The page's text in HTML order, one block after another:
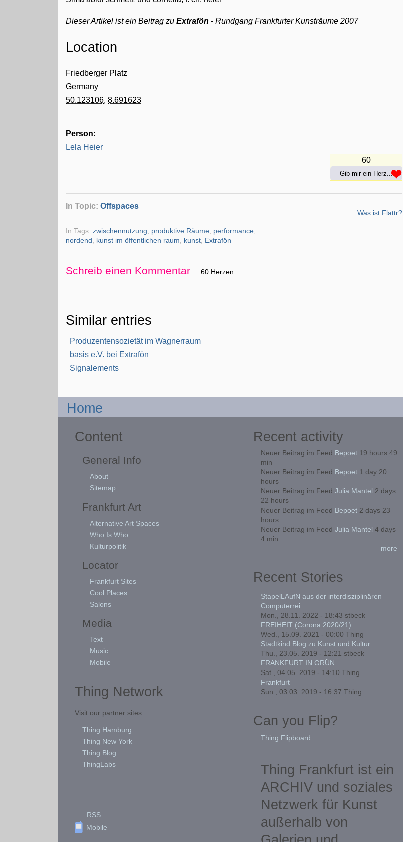
Dieser Artikel ist ein Beitrag zuExtrafön - Rundgang Frankfurter Kunsträume 2007
Location
Friedberger Platz
Germany
50.123106,8.691623
Person:
Lela Heier
60
Gib mir ein Herz...
In Topic:Offspaces
In Tags:zwischennutzung produktive Räume performance
nordend
kunst im öffentlichen raum kunst Extrafön
Was ist Flattr?
Schreib einen Kommentar 60 Herzen
Similar entries
Produzentensozietät im Wagnerraum
basis e.V. bei Extrafön
Signalements
Home
Content
General Info
About
Sitemap
Frankfurt Art
Alternative Art Spaces
Who Is Who
Kulturpolitik
Locator
Frankfurt Sites
Cool Places
Salons
Media
Text
Music
Mobile
Thing Network
Visit our partner sites
Thing Hamburg
Thing New York
Thing Blog
ThingLabs
RSS
Mobile
Recent activity
Neuer Beitrag im Feed Bepoet19 hours 49
min
Neuer Beitrag im Feed Bepoet1 day 20
hours
Neuer Beitrag im Feed Julia Mantel 2 days
22 hours
Neuer Beitrag im Feed Bepoet2 days 23
hours
Neuer Beitrag im Feed Julia Mantel 4 days
4 min
more
Recent Stories
StapelLAufN aus der interdisziplinären
Computerrei
Mon., 28.11. 2022 - 18:43 stbeck
FREIHEIT (Corona 2020/21)
Wed., 15.09. 2021 - 00:00 Thing
Stadtkind Blog zu Kunst und Kultur
Thu., 23.05. 2019 - 12:21 stbeck
FRANKFURT IN GRÜN
Sat., 04.05. 2019 - 14:10 Thing
Frankfurt
Sun., 03.03. 2019 - 16:37 Thing
Can you Flip?
Thing Flipboard
Thing Frankfurt ist ein
ARCHIV und soziales
Netzwerk für Kunst
außerhalb von